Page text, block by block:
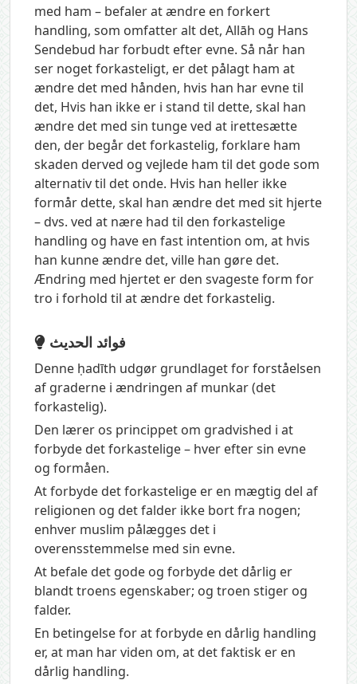
med ham – befaler at ændre en forkert
handling, som omfatter alt det, Allāh og Hans
Sendebud har forbudt efter evne. Så når han
ser noget forkasteligt, er det pålagt ham at
ændre det med hånden, hvis han har evne til
det, Hvis han ikke er i stand til dette, skal han
ændre det med sin tunge ved at irettesætte
den, der begår det forkastelig, forklare ham
skaden derved og vejlede ham til det gode som
alternativ til det onde. Hvis han heller ikke
formår dette, skal han ændre det med sit hjerte
– dvs. ved at nære had til den forkastelige
handling og have en fast intention om, at hvis
han kunne ændre det, ville han gøre det.
Ændring med hjertet er den svageste form for
tro i forhold til at ændre det forkastelig.
فوائد الحديث
Denne ḥadīth udgør grundlaget for forståelsen
af graderne i ændringen af munkar (det
forkastelig).
Den lærer os princippet om gradvished i at
forbyde det forkastelige – hver efter sin evne
og formåen.
At forbyde det forkastelige er en mægtig del af
religionen og det falder ikke bort fra nogen;
enhver muslim pålægges det i
overensstemmelse med sin evne.
At befale det gode og forbyde det dårlig er
blandt troens egenskaber; og troen stiger og
falder.
En betingelse for at forbyde en dårlig handling
er, at man har viden om, at det faktisk er en
dårlig handling.